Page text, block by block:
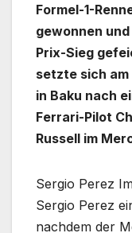
Formel-1-
gewonnen
Prix-Sieg
setzte sich
in Baku nach
Ferrari-Pilot
Russell im
Sergio Perez
Sergio Perez
nachdem der